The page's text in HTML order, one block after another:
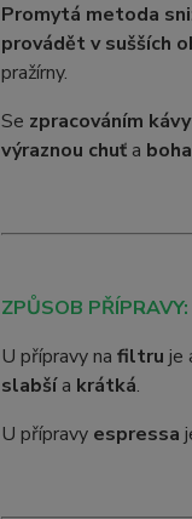
Promytá metoda
provádět v sušších
pražírny.
Se zpracováním
výraznou chuťa
ZPŮSOB PŘÍPRAVY:
U přípravy na filtru je
slabšía krátká.
U přípravy espressa